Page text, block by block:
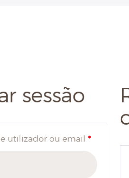
sessão
utilizador ou email *